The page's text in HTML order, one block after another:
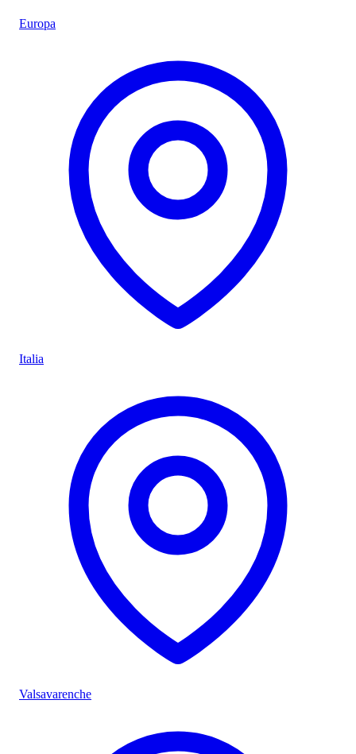
Europa
Italia
Valsavarenche